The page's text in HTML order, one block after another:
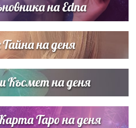
на Edna
на деня
Късмет на деня
Таро на деня